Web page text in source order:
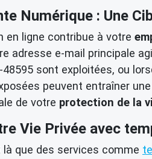
Numérique : Une
en ligne contribue à votre
adresse e-mail principale
48595 sont exploitées, ou
peuvent entraîner
de votre protection de la
Vie Privée avec
que des services comme